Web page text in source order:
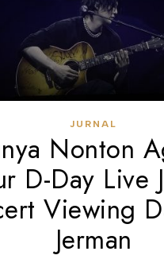
JURNAL
Nonton
D-Day Live
Viewing
Jerman